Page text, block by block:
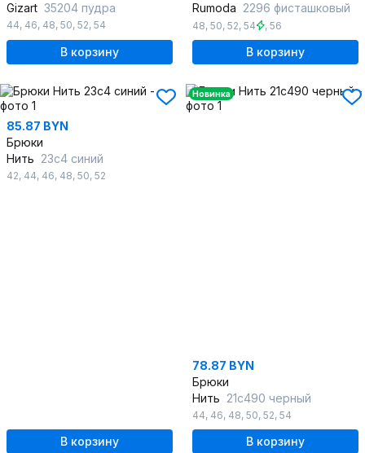
Gizart 35204 пудра
44, 46, 48, 50, 52, 54
В корзину
Rumoda 2296 фисташковый
48, 50, 52, 54 , 56
В корзину
85.87 BYN
Брюки
Нить 23с4 синий
42, 44, 46, 48, 50, 52
В корзину
Новинка
78.87 BYN
Брюки
Нить 21с490 черный
44, 46, 48, 50, 52, 54
В корзину